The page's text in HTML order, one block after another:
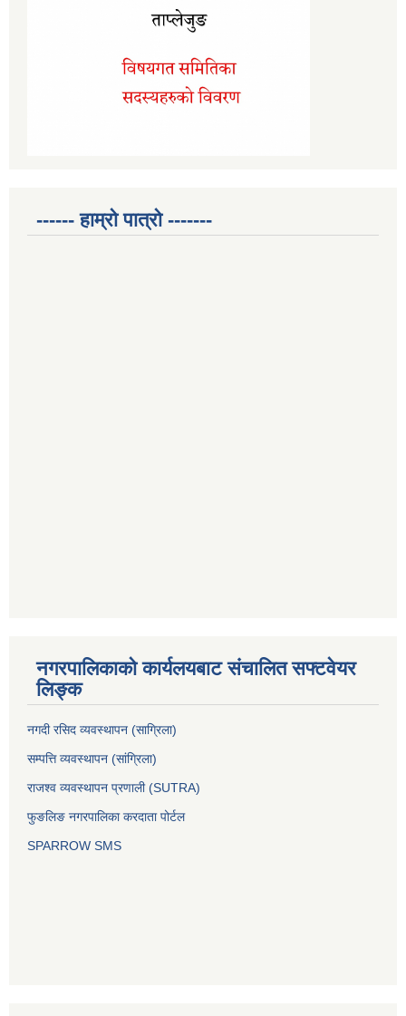
------ हाम्रो पात्रो -------
नगरपालिकाको कार्यलयबाट संचालित सफ्टवेयर
लिङ्क
नगदी रसिद व्यवस्थापन (साग्रिला)
सम्पत्ति व्यवस्थापन (सांग्रिला)
राजश्व व्यवस्थापन प्रणाली (SUTRA)
फुङलिङ नगरपालिका करदाता पोर्टल
SPARROW SMS